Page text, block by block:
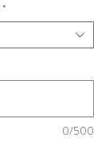
*
0/500